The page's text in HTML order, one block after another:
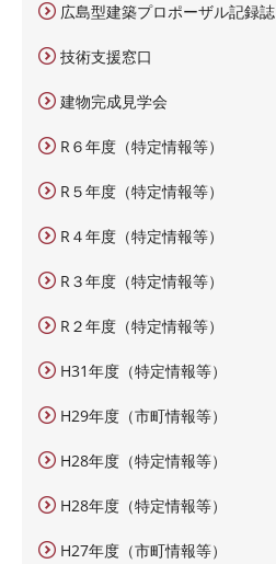
広島型建築プロポーザル記録誌
技術支援窓口
建物完成見学会
R６年度（特定情報等）
R５年度（特定情報等）
R４年度（特定情報等）
R３年度（特定情報等）
R２年度（特定情報等）
H31年度（特定情報等）
H29年度（市町情報等）
H28年度（特定情報等）
H28年度（特定情報等）
H27年度（市町情報等）